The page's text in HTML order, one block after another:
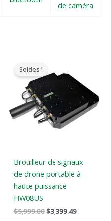
de caméra
Soldes !
Brouilleur de signaux
de drone portable à
haute puissance
HW08US
$5,999.00
original
:
$5,999.00.
$3,399.49
est
$3,399.49.